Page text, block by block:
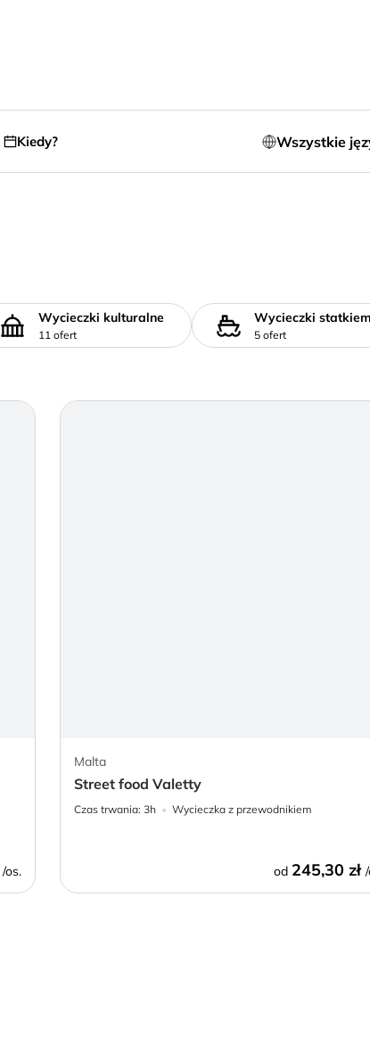
Kiedy? Wszystkie
Wycieczki kulturalne
11 ofert
Wycieczki statkiem
5 ofert
/os.
Malta
Street food Valetty
Czas trwania: 3h Wycieczka z przewodnikiem
od 245,30 zł